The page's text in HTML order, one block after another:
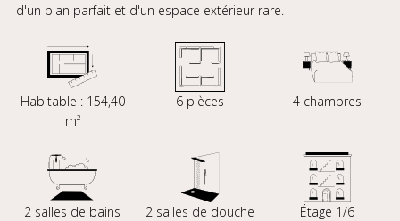
d'un plan parfait et d'un espace extérieur rare.
Habitable : 154,40
m²
6 pièces 4 chambres
2 salles de bains 2 salles de douche Étage 1/6